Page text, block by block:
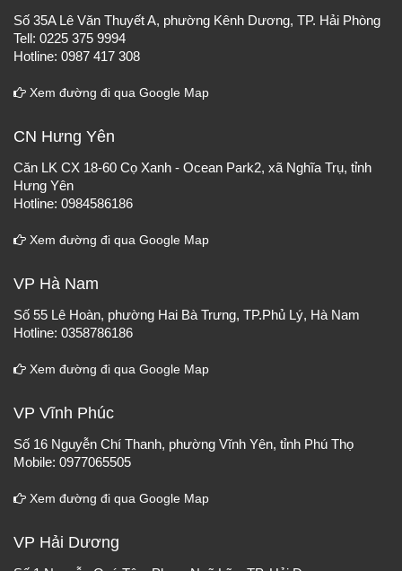
Số 35A Lê Văn Thuyết A, phường Kênh Dương, TP. Hải Phòng
Tell: 0225 375 9994
Hotline: 0987 417 308
Xem đường đi qua Google Map
CN Hưng Yên
Căn LK CX 18-60 Cọ Xanh - Ocean Park2, xã Nghĩa Trụ, tỉnh
Hưng Yên
Hotline: 0984586186
Xem đường đi qua Google Map
VP Hà Nam
Số 55 Lê Hoàn, phường Hai Bà Trưng, TP.Phủ Lý, Hà Nam
Hotline: 0358786186
Xem đường đi qua Google Map
VP Vĩnh Phúc
Số 16 Nguyễn Chí Thanh, phường Vĩnh Yên, tỉnh Phú Thọ
Mobile: 0977065505
Xem đường đi qua Google Map
VP Hải Dương